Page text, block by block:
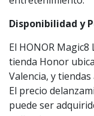
Disponibilidad y
El HONOR
tienda Honor
Valencia, y
El precio
puede ser